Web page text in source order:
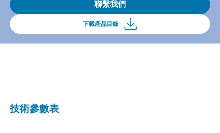
聯繫我們
下載產品目錄
技術參數表